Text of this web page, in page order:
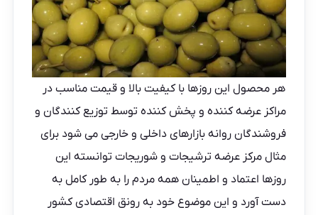
هر محصول این روزها با کیفیت بالا و قیمت مناسب در
مراکز عرضه کننده و پخش کننده توسط توزیع کنندگان و
فروشندگان روانه بازارهای داخلی و خارجی می شود برای
مثال مرکز عرضه ترشیجات و شوریجات توانسته این
روزها اعتماد و اطمینان همه مردم را به طور کامل به
دست آورد و این موضوع خود به رونق اقتصادی کشور